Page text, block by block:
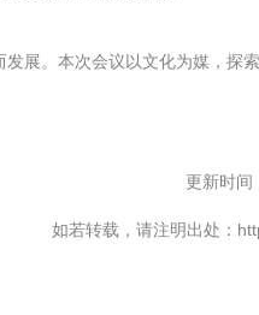
展。本次会议以文化为媒，
更新时间
如若转载，请注明出处：